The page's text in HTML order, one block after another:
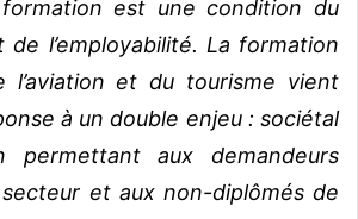
formation est une condition du
de l’employabilité. La formation
l’aviation et du tourisme vient
à un double enjeu : sociétal
permettant aux demandeurs
secteur et aux non-diplômés de